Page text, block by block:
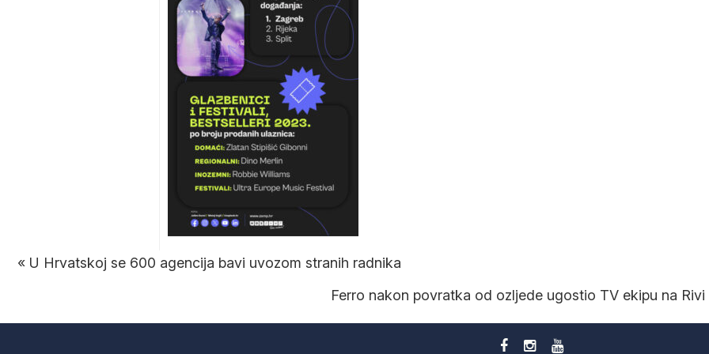
« U Hrvatskoj se 600 agencija bavi uvozom stranih radnika
Ferro nakon povratka od ozljede ugostio TV ekipu na Rivi